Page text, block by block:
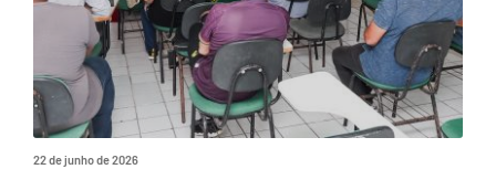
22 de junho de 2026